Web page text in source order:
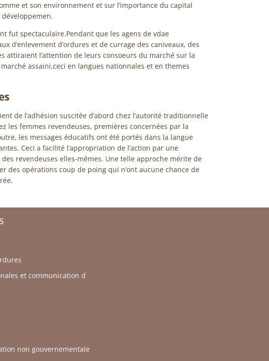
et son environnement et sur l’importance du capital
fut spectaculaire.Pendant que les agens de vdae
d’enlevement d’ordures et de currage des caniveaux, des
attiraient l’attention de leurs consoeurs du marché sur la
marché assaini,ceci en langues nationnales et en themes
de l’adhésion suscitée d’abord chez l’autorité traditionnelle
les femmes revendeuses, premières concernées par la
les messages éducatifs ont été portés dans la langue
Ceci a facilité l’appropriation de l’action par une
revendeuses elles-mêmes. Une telle approche mérite de
des opérations coup de poing qui n’ont aucune chance de
et communication d
non gouvernementale